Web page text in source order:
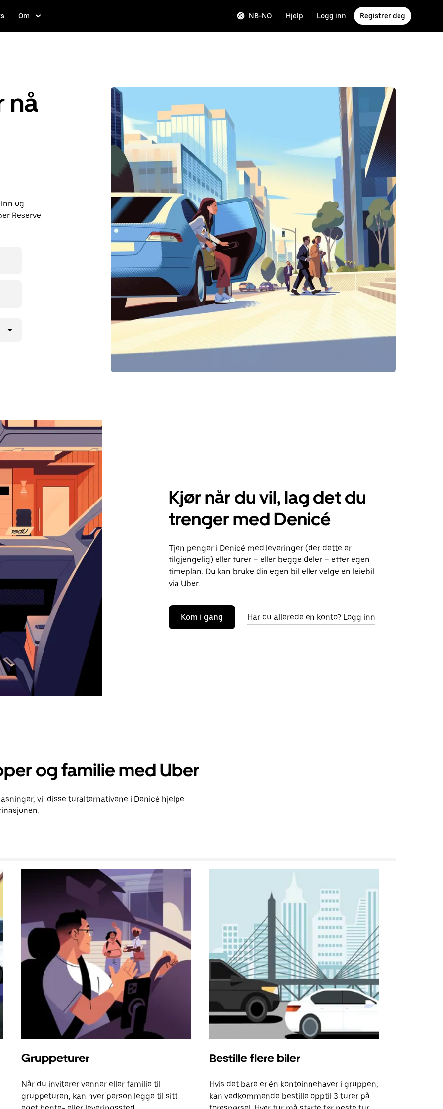
Om NB-NO Hjelp Logg inn Registrer deg
nå
og
Reserve
Kjør når du vil, lag det du
trenger med Denicé
Tjen penger i Denicé med leveringer (der dette er
tilgjengelig) eller turer – eller begge deler – etter egen
timeplan. Du kan bruke din egen bil eller velge en leiebil
via Uber.
Kom i gang Har du allerede en konto? Logg inn
og familie med Uber
vil disse turalternativene i Denicé hjelpe
Gruppeturer
Når du inviterer venner eller familie til
gruppeturen, kan hver person legge til sitt
Bestille flere biler
Hvis det bare er én kontoinnehaver i gruppen,
kan vedkommende bestille opptil 3 turer på